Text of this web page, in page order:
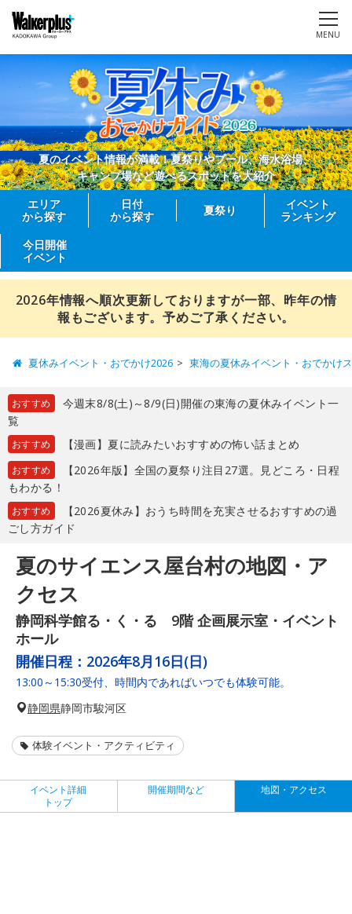
MENU
夏のイベント情報が満載！夏祭りやプール、海水浴場、
キャンプ場など遊べるスポットを大紹介
エリア
から探す
日付
から探す
夏祭り
イベント
ランキング
今日開催
イベント
2026年情報へ順次更新しておりますが一部、昨年の情
報もございます。予めご了承ください。
夏休みイベント・おでかけ2026 東海の夏休みイベント・おでかけ
おすすめ
今週末8/8(土)～8/9(日)開催の東海の夏休みイベント一
覧
おすすめ 【漫画】夏に読みたいおすすめの怖い話まとめ
おすすめ
【2026年版】全国の夏祭り注目27選。見どころ・日程
もわかる！
おすすめ
【2026夏休み】おうち時間を充実させるおすすめの過
ごし方ガイド
夏のサイエンス屋台村の地図・ア
クセス
静岡科学館る・く・る 9階 企画展示室・イベント
ホール
開催日程： 2026年8月16日(日)
13:00～15:30受付、時間内であればいつでも体験可能。
静岡県静岡市駿河区
体験イベント・アクティビティ
イベント詳細
トップ
開催期間など 地図・アクセス